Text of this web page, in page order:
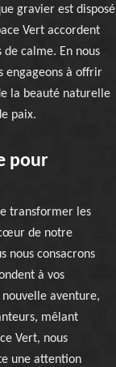
gravier est disposé
Vert accordent
calme. En nous
engageons à offrir
la beauté naturelle
paix.
pour
transformer les
de notre
nous consacrons
à vos
aventure,
mêlant
Vert, nous
une attention